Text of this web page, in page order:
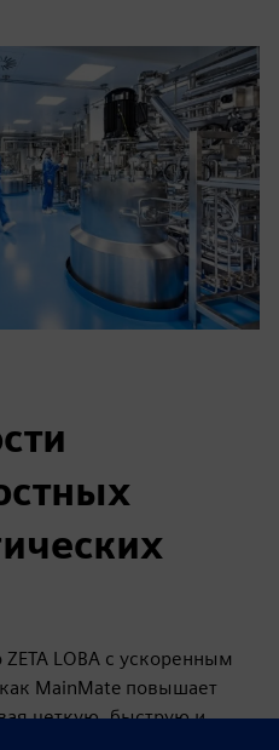
LOBA с ускоренным
MainMate повышает
четкую, быструю и
обслуживании